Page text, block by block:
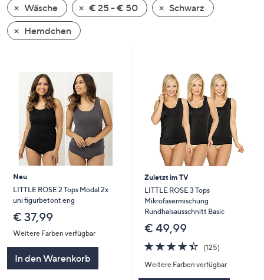
oder
wischen
Sie
Geräten
nach
links
bzw.
rechts,
um
diese
anzuzeigen.
Wäsche € 25 - € 50
Schwarz
Hemdchen
Neu
LITTLE ROSE 2 Tops Modal 2x
uni figurbetont eng
€ 37,99
Weitere Farben verfügbar
In den Warenkorb
Zuletzt im TV
LITTLE ROSE 3 Tops
Mikrofasermischung
Rundhalsausschnitt Basic
€ 49,99
4.4
von
5
(125)125
Weitere Farben verfügbar